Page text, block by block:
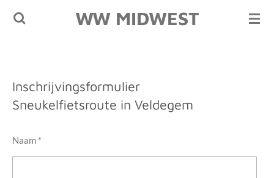
Ga
hoofdinhoud
WW MIDWEST
Inschrijvingsformulier
Sneukelfietsroute in Veldegem
Naam *